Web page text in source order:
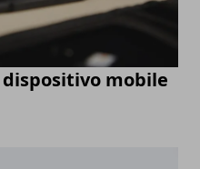
mobile